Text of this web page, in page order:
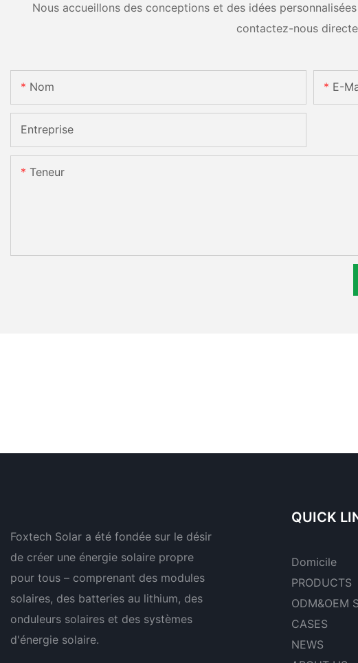
Nous accueillons des conceptions et des idées
contactez-nous
Nom E-
Entreprise
Teneur
Foxtech Solar a été fondée sur le désir
de créer une énergie solaire propre
pour tous – comprenant des modules
solaires, des batteries au lithium, des
onduleurs solaires et des systèmes
d'énergie solaire.
QUICK
Domicile
PRODUCTS
ODM&OEM
CASES
NEWS